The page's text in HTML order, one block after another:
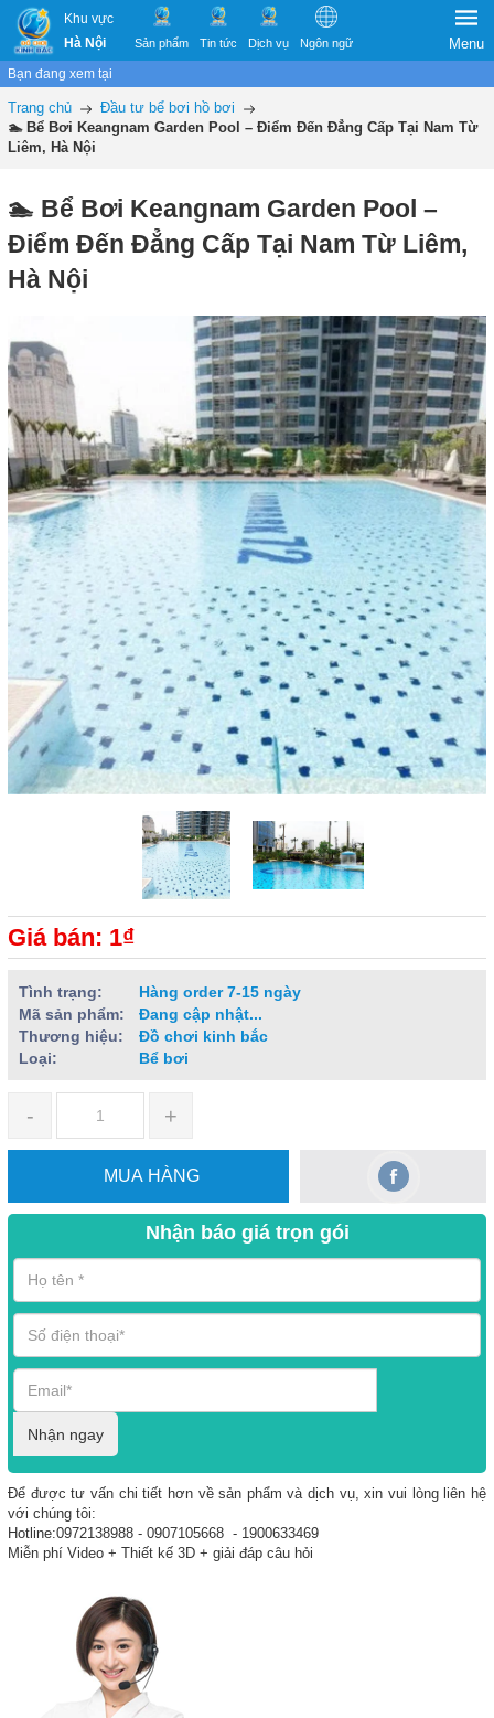
Khu vực
Hà Nội
Sản phẩm Tin tức Dịch vụ Ngôn ngữ Menu
Bạn đang xem tại
Trang chủ
Đầu tư bể bơi hồ bơi
🏊️ Bể Bơi Keangnam Garden Pool – Điểm Đến Đẳng Cấp Tại Nam Từ
Liêm, Hà Nội
🏊️ Bể Bơi Keangnam Garden Pool –
Điểm Đến Đẳng Cấp Tại Nam Từ Liêm,
Hà Nội
Giá bán: 1₫
Tình trạng:
Hàng order 7-15 ngày
Mã sản phẩm:
Đang cập nhật...
Thương hiệu:
Đồ chơi kinh bắc
Loại:
Bể bơi
- +
MUA HÀNG
Nhận báo giá trọn gói
Nhận ngay
Để được tư vấn chi tiết hơn về sản phẩm và dịch vụ, xin vui lòng liên hệ
với chúng tôi:
Hotline:0972138988 - 0907105668 - 1900633469
Miễn phí Video + Thiết kế 3D + giải đáp câu hỏi